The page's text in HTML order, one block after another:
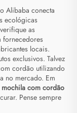
Alibaba conecta
ecológicas
as
fornecedores
locais.
exclusivos. Talvez
cordão utilizando
no mercado. Em
mochila com cordão
Pense sempre